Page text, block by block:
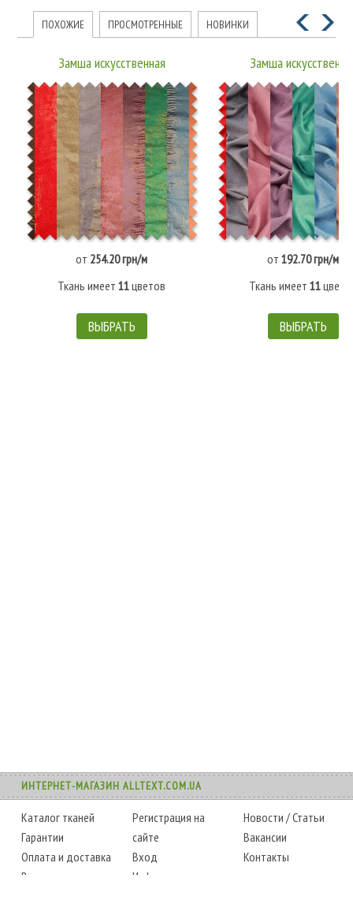
ПОХОЖИЕ ПРОСМОТРЕННЫЕ НОВИНКИ
Замша искусственная
15JJRUTJ0001 P
от 254.20 грн/м
Ткань имеет11цветов
ВЫБРАТЬ
Замша
15JJRUTJ0001
от192.70 грн/м
Ткань имеет11
ВЫБРАТЬ
ИНТЕРНЕТ-МАГАЗИН ALLTEXT.COM.UA
Каталог тканей
Гарантии
Оплата и доставка
Возврат товара
Регистрация на
сайте
Вход
Информация
Новости /Статьи
Вакансии
Контакты